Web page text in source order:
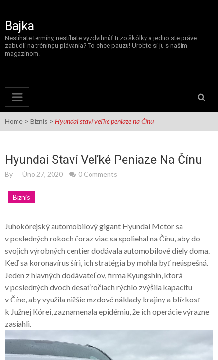
content
Bajka
Nestíhate termíny, nestíhate vyzdvihnúť ti zo škôlky a jedno ste práve
zabudli na tréningu plávania? To chce pauzu! Urobte si ju s našim
magazínom.
Home > Biznis > Hyundai staví veľké peniaze na Čínu
Hyundai Staví Veľké Peniaze Na Čínu
By Úno 27, 2020 0 Comments
Biznis
Juhokórejský automobilový gigant Hyundai Motor sa
v posledných rokoch čoraz viac sa spoliehal na Čínu, aby do
svojich výrobných centier dodávala automobilové diely doma.
Keď sa koronavírus šíri, ich stratégia by mohla byť neúspešná.
Jeden z hlavných dodávateľov, firma Kyungshin, ktorá
v posledných dvoch desaťročiach rýchlo zvýšila kapacitu
v Číne, aby využila nižšie mzdové náklady krajiny a blízkosť
k Južnej Kórei, zaznamenala epidémiu, že ich operácie výrazne
zasiahli.